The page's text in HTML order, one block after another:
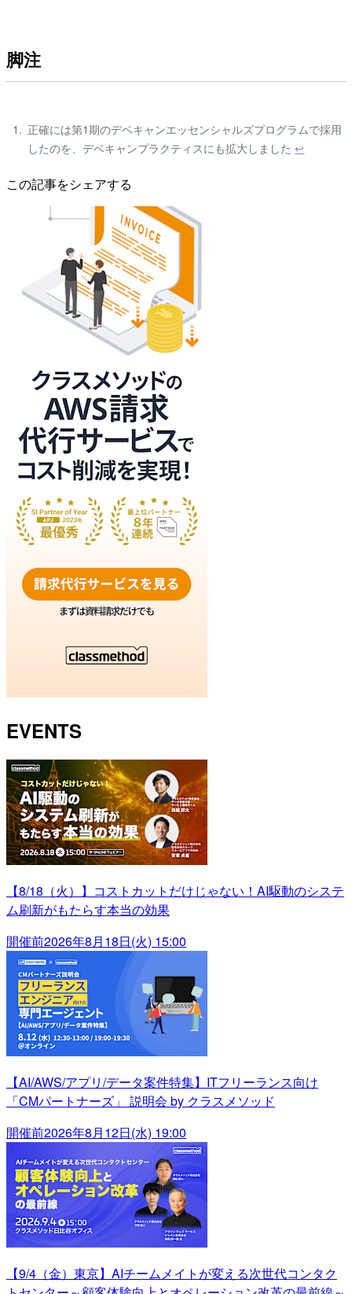
脚注
正確には第1期のデベキャンエッセンシャルズプログラムで採用
したのを、デベキャンプラクティスにも拡大しました↩
この記事をシェアする
EVENTS
【8/18（火）】コストカットだけじゃない！AI駆動のシステ
ム刷新がもたらす本当の効果
開催前2026年8月18日(火) 15:00
【AI/AWS/アプリ/データ案件特集】ITフリーランス向け
「CMパートナーズ」 説明会 by クラスメソッド
開催前2026年8月12日(水) 19:00
【9/4（金）東京】AIチームメイトが変える次世代コンタク